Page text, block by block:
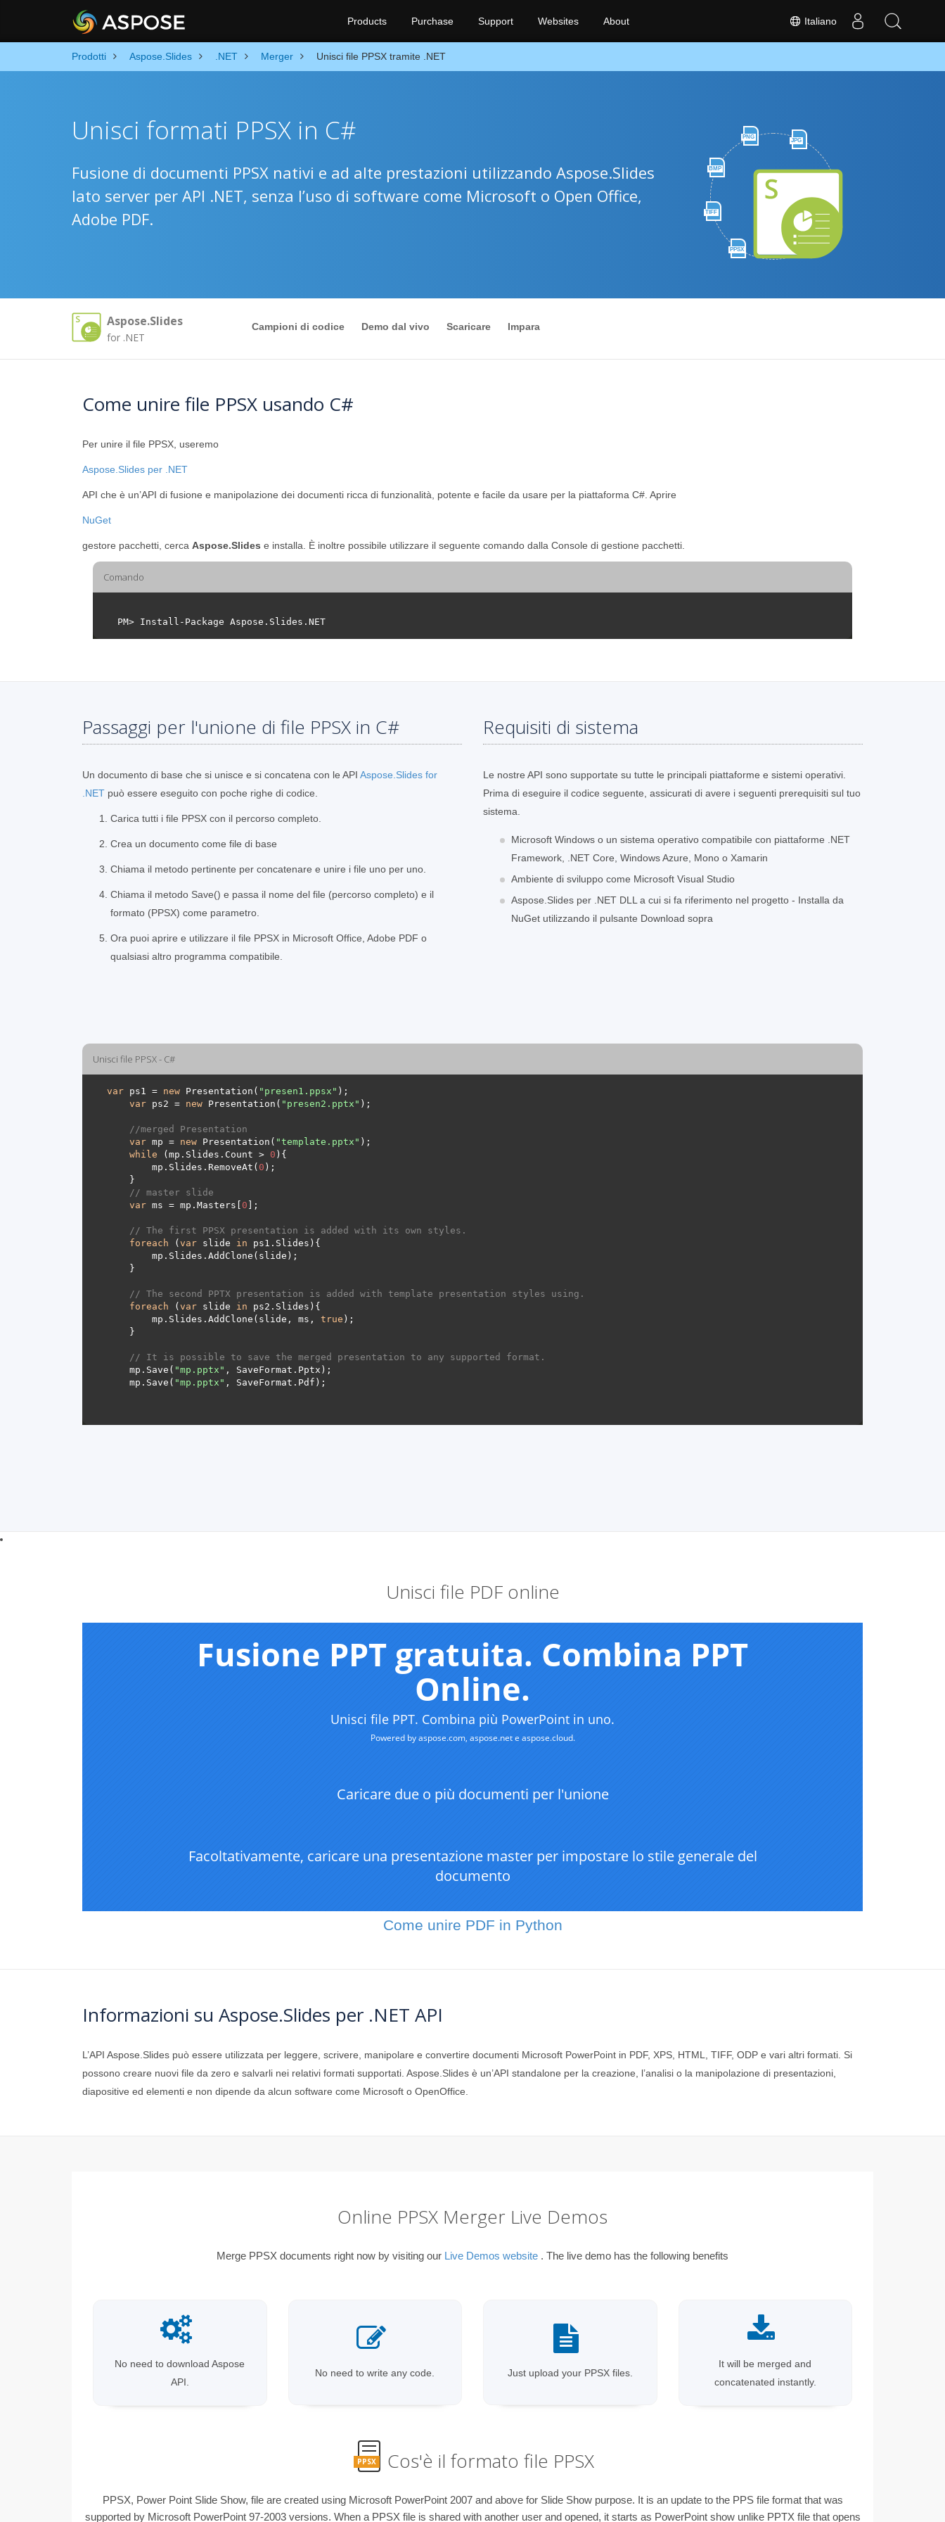
Italiano
Products Purchase Support Websites About
Prodotti Aspose.Slides .NET Merger Unisci file PPSX tramite .NET
PNG
JPG
BMP
TIFF
PPSX
Unisci formati PPSX in C#
Fusione di documenti PPSX nativi e ad alte prestazioni utilizzando Aspose.Slides
lato server per API .NET, senza l’uso di software come Microsoft o Open Office,
Adobe PDF.
Aspose.Slides
for .NET
Campioni di codice Demo dal vivo Scaricare Impara
Come unire file PPSX usando C#
Per unire il file PPSX, useremo
Aspose.Slides per .NET
API che è un’API di fusione e manipolazione dei documenti ricca di funzionalità, potente e facile da usare per la piattaforma C#. Aprire
NuGet
gestore pacchetti, cerca Aspose.Slides e installa. È inoltre possibile utilizzare il seguente comando dalla Console di gestione pacchetti.
Comando
Passaggi per l'unione di file PPSX in C#
Un documento di base che si unisce e si concatena con le API Aspose.Slides for
.NET può essere eseguito con poche righe di codice.
Carica tutti i file PPSX con il percorso completo.
Crea un documento come file di base
Chiama il metodo pertinente per concatenare e unire i file uno per uno.
Chiama il metodo Save() e passa il nome del file (percorso completo) e il
formato (PPSX) come parametro.
Ora puoi aprire e utilizzare il file PPSX in Microsoft Office, Adobe PDF o
qualsiasi altro programma compatibile.
Requisiti di sistema
Le nostre API sono supportate su tutte le principali piattaforme e sistemi operativi.
Prima di eseguire il codice seguente, assicurati di avere i seguenti prerequisiti sul tuo
sistema.
Microsoft Windows o un sistema operativo compatibile con piattaforme .NET
Framework, .NET Core, Windows Azure, Mono o Xamarin
Ambiente di sviluppo come Microsoft Visual Studio
Aspose.Slides per .NET DLL a cui si fa riferimento nel progetto - Installa da
NuGet utilizzando il pulsante Download sopra
Unisci file PPSX - C#
var ps1 = new Presentation( "presen1.ppsx"
var ps2 = new Presentation( "presen2.pptx"
//merged Presentation
var mp = new Presentation( "template.pptx"
while (mp.Slides.Count > 0
        mp.Slides.RemoveAt(
0
// master slide
var ms = mp.Masters[ 0
// The first PPSX presentation is added with its own styles.
foreach ( var slide in
// The second PPTX presentation is added with template presentation styles using.
foreach ( var slide in
        mp.Slides.AddClone(slide, ms,
true
// It is possible to save the merged presentation to any supported format.
    mp.Save(
"mp.pptx"
    mp.Save(
"mp.pptx"
Unisci file PDF online
Come unire PDF in Python
Informazioni su Aspose.Slides per .NET API
L’API Aspose.Slides può essere utilizzata per leggere, scrivere, manipolare e convertire documenti Microsoft PowerPoint in PDF, XPS, HTML, TIFF, ODP e vari altri formati. Si
possono creare nuovi file da zero e salvarli nei relativi formati supportati. Aspose.Slides è un’API standalone per la creazione, l’analisi o la manipolazione di presentazioni,
diapositive ed elementi e non dipende da alcun software come Microsoft o OpenOffice.
Online PPSX Merger Live Demos
Merge PPSX documents right now by visiting our Live Demos website . The live demo has the following benefits
No need to download Aspose
API.
No need to write any code. Just upload your PPSX files.
It will be merged and
concatenated instantly.
PPSX Cos'è il formato file PPSX
PPSX, Power Point Slide Show, file are created using Microsoft PowerPoint 2007 and above for Slide Show purpose. It is an update to the PPS file format that was
supported by Microsoft PowerPoint 97-2003 versions. When a PPSX file is shared with another user and opened, it starts as PowerPoint show unlike PPTX file that opens